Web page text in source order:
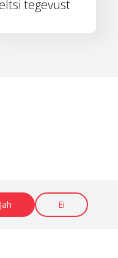
Jah Ei
tegevust